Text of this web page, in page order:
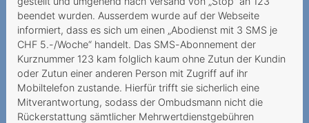
beendet wurden. Ausserdem wurde auf der Webseite
informiert, dass es sich um einen „Abodienst mit 3 SMS je
CHF 5.-/Woche“ handelt. Das SMS-Abonnement der
Kurznummer 123 kam folglich kaum ohne Zutun der Kundin
oder Zutun einer anderen Person mit Zugriff auf ihr
Mobiltelefon zustande. Hierfür trifft sie sicherlich eine
Mitverantwortung, sodass der Ombudsmann nicht die
Rückerstattung sämtlicher Mehrwertdienstgebühren
Fi vietnamien
Démarchage persistant
2016
Internet langsamer als
vereinbart